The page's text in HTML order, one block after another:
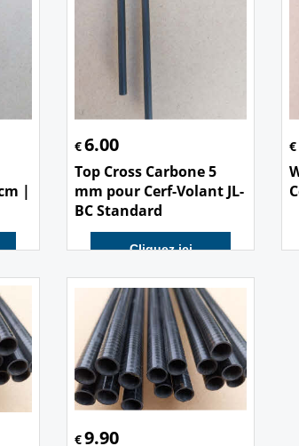
|
€6.00
Top Cross Carbone 5
mm pour Cerf-Volant JL-
BC Standard
Cliquez ici
€